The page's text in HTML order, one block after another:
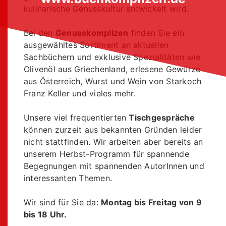
kulinarische Genusskultur entwickelt wird.
Bei den Genusskomplizen finden Sie ein
ausgewähltes Sortiment an aktuellen
Sachbüchern und exklusive Spezialitäten wie
Olivenöl aus Griechenland, erlesene Gewürze
aus Österreich, Wurst und Wein von Starkoch
Franz Keller und vieles mehr.
Unsere viel frequentiertenTischgespräche
können zurzeit aus bekannten Gründen leider
nicht stattfinden. Wir arbeiten aber bereits an
unserem Herbst-Programm für spannende
Begegnungen mit spannenden AutorInnen und
interessanten Themen.
Wir sind für Sie da: Montag bis Freitag von 9
bis 18 Uhr.